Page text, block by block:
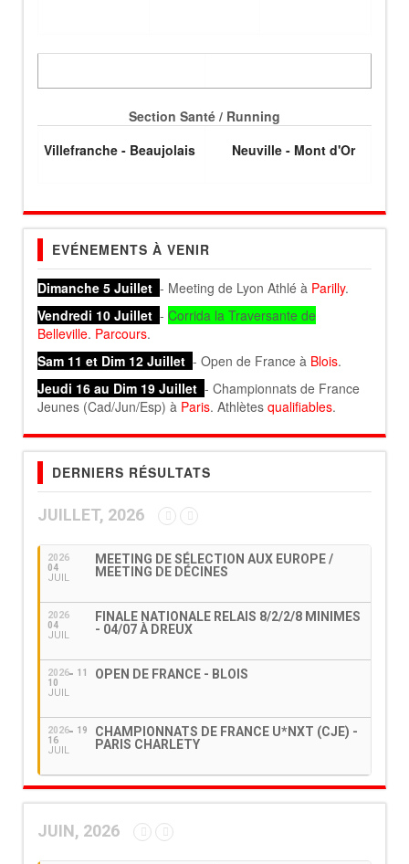
Section Santé / Running
Villefranche - Beaujolais
Neuville - Mont d'Or
EVÉNEMENTS À VENIR
Dimanche 5 Juillet - Meeting de Lyon Athlé à Parilly.
Vendredi 10 Juillet - Corrida la Traversante de
Belleville. Parcours.
Sam 11 et Dim 12 Juillet - Open de France à Blois.
Jeudi 16 au Dim 19 Juillet - Championnats de France
Jeunes (Cad/Jun/Esp) à Paris. Athlètes qualifiables.
DERNIERS RÉSULTATS
JUILLET, 2026
2026
04
JUIL
MEETING DE SÉLECTION AUX EUROPE /
MEETING DE DÉCINES
2026
04
JUIL
FINALE NATIONALE RELAIS 8/2/2/8 MINIMES
- 04/07 À DREUX
2026
10
JUIL
11 OPEN DE FRANCE - BLOIS
2026
16
JUIL
19
CHAMPIONNATS DE FRANCE U*NXT (CJE) -
PARIS CHARLETY
JUIN, 2026